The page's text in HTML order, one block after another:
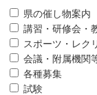
県の催し物案内
講習・研修会・
スポーツ・レク
会議・附属機関
各種募集
試験